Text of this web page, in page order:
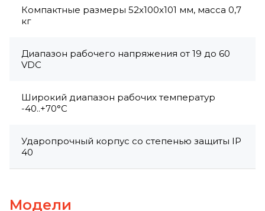
Компактные размеры 52x100x101 мм, масса 0,7
кг
Диапазон рабочего напряжения от 19 до 60
VDC
Широкий диапазон рабочих температур
-40..+70°C
Ударопрочный корпус со степенью защиты IP
40
Модели